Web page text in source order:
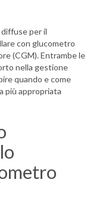
per il
con glucometro
(CGM). Entrambe le
nella gestione
quando e come
più appropriata